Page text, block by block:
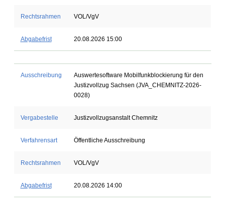
Rechtsrahmen VOL/VgV
Abgabefrist 20.08.2026 15:00
Ausschreibung
Auswertesoftware Mobilfunkblockierung für den
Justizvollzug Sachsen (JVA_CHEMNITZ-2026-
0028)
Vergabestelle Justizvollzugsanstalt Chemnitz
Verfahrensart Öffentliche Ausschreibung
Rechtsrahmen VOL/VgV
Abgabefrist 20.08.2026 14:00